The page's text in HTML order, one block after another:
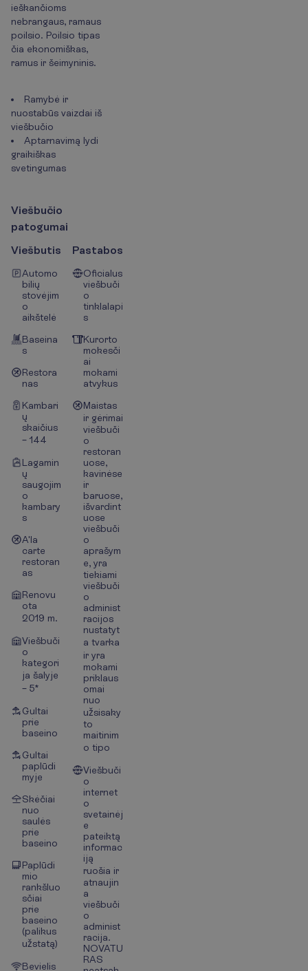
ieškančioms
nebrangaus, ramaus
poilsio. Poilsio tipas
čia ekonomiškas,
ramus ir šeimyninis.
Ramybė ir
nuostabūs vaizdai iš
viešbučio
Aptarnavimą lydi
graikiškas
svetingumas
Viešbučio
patogumai
Viešbutis
Automo
bilių
stovėjim
o
aikštelė
Baseina
s
Restora
nas
Kambari
ų
skaičius
– 144
Lagamin
ų
saugojim
o
kambary
s
A'la
carte
restoran
as
Renovu
ota
2019 m.
Viešbuči
o
kategori
ja šalyje
– 5*
Gultai
prie
baseino
Gultai
paplūdi
myje
Skėčiai
nuo
saulės
prie
baseino
Paplūdi
mio
rankšluo
sčiai
prie
baseino
(palikus
užstatą)
Bevielis
Pastabos
Oficialus
viešbuči
o
tinklalapi
s
Kurorto
mokesči
ai
mokami
atvykus
Maistas
ir gėrimai
viešbuči
o
restoran
uose,
kavinėse
ir
baruose,
išvardint
uose
viešbuči
o
aprašym
e, yra
tiekiami
viešbuči
o
administ
racijos
nustatyt
a tvarka
ir yra
mokami
priklaus
omai
nuo
užsisaky
to
maitinim
o tipo
Viešbuči
o
internet
o
svetainėj
e
pateiktą
informac
iją
ruošia ir
atnaujin
a
viešbuči
o
administ
racija.
NOVATU
RAS